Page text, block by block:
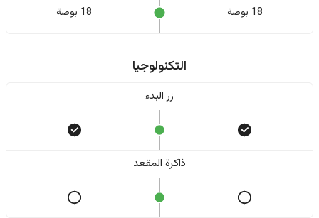
18 بوصة 18 بوصة
التكنولوجيا
زر البدء
ذاكرة المقعد